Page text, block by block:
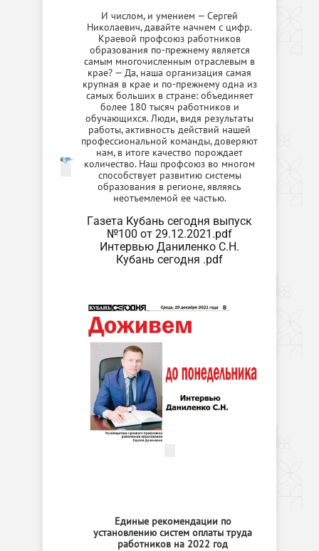
И числом, и умением — Сергей
Николаевич, давайте начнем с цифр.
Краевой профсоюз работников
образования по-прежнему является
самым многочисленным отраслевым в
крае? — Да, наша организация самая
крупная в крае и по-прежнему одна из
самых больших в стране: объединяет
более 180 тысяч работников и
обучающихся. Люди, видя результаты
работы, активность действий нашей
профессиональной команды, доверяют
нам, в итоге качество порождает
количество. Наш профсоюз во многом
способствует развитию системы
образования в регионе, являясь
неотъемлемой ее частью.
Газета Кубань сегодня выпуск
№100 от 29.12.2021.pdf
Интервью Даниленко С.Н.
Кубань сегодня .pdf
Единые рекомендации по
установлению систем оплаты труда
работников на 2022 год